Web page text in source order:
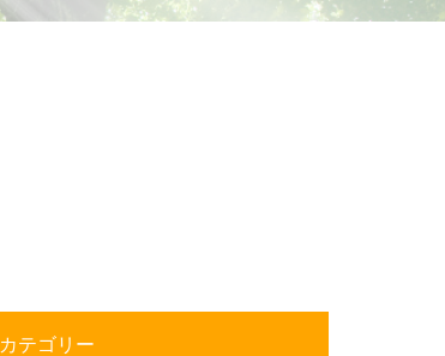
カテゴリー